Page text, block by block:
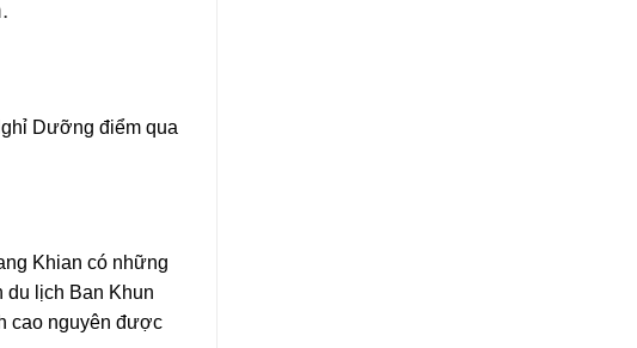
Dưỡng điểm qua
Khian có những
du lịch Ban Khun
cao nguyên được